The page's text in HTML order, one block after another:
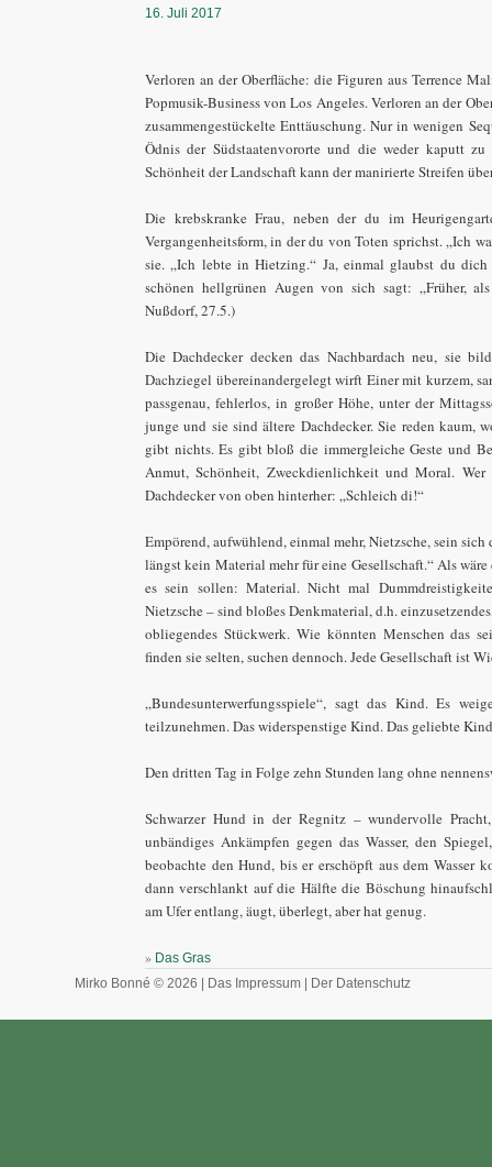
16. Juli 2017
Verloren an der Oberfläche: die Figuren aus Terrence
Popmusik-Business von Los Angeles. Verloren an der
zusammengestückelte Enttäuschung. Nur in wenigen
Ödnis der Südstaatenvororte und die weder kaputt
Schönheit der Landschaft kann der manirierte Streifen
Die krebskranke Frau, neben der du im
Vergangenheitsform, in der du von Toten sprichst. „Ich
sie. „Ich lebte in Hietzing.“ Ja, einmal glaubst du
schönen hellgrünen Augen von sich sagt: „Früher,
Nußdorf, 27.5.)
Die Dachdecker decken das Nachbardach neu, sie
Dachziegel übereinandergelegt wirft Einer mit kurzem,
passgenau, fehlerlos, in großer Höhe, unter der
junge und sie sind ältere Dachdecker. Sie reden kaum,
gibt nichts. Es gibt bloß die immergleiche Geste und
Anmut, Schönheit, Zweckdienlichkeit und Moral.
Dachdecker von oben hinterher: „Schleich di!“
Empörend, aufwühlend, einmal mehr, Nietzsche, sein
längst kein Material mehr für eine Gesellschaft.“ Als
es sein sollen: Material. Nicht mal
Nietzsche – sind bloßes Denkmaterial, d.h.
obliegendes Stückwerk. Wie könnten Menschen das
finden sie selten, suchen dennoch. Jede Gesellschaft ist
„Bundesunterwerfungsspiele“, sagt das Kind. Es
teilzunehmen. Das widerspenstige Kind. Das geliebte
Den dritten Tag in Folge zehn Stunden lang ohne
Schwarzer Hund in der Regnitz – wundervolle
unbändiges Ankämpfen gegen das Wasser, den
beobachte den Hund, bis er erschöpft aus dem Wasser
dann verschlankt auf die Hälfte die Böschung
am Ufer entlang, äugt, überlegt, aber hat genug.
» Das Gras
Mirko Bonné © 2026 | Das Impressum | Der Datenschutz